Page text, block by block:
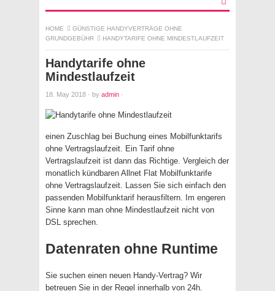
HOME
GÜNSTIGE HANDYVERTRÄGE OHNE
GRUNDGEBÜHR
HANDYTARIFE OHNE MINDESTLAUFZEIT
Handytarife ohne
Mindestlaufzeit
18. May 2018 · by admin ·
einen Zuschlag bei Buchung eines Mobilfunktarifs
ohne Vertragslaufzeit. Ein Tarif ohne
Vertragslaufzeit ist dann das Richtige. Vergleich der
monatlich kündbaren Allnet Flat Mobilfunktarife
ohne Vertragslaufzeit. Lassen Sie sich einfach den
passenden Mobilfunktarif herausfiltern. Im engeren
Sinne kann man ohne Mindestlaufzeit nicht von
DSL sprechen.
Datenraten ohne Runtime
Sie suchen einen neuen Handy-Vertrag? Wir
betreuen Sie in der Regel innerhalb von 24h.